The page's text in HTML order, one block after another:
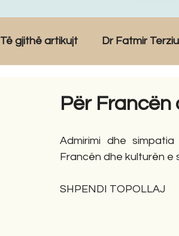
Të gjithë artikujt Dr Fatmir Terziu
Antologji Poezi Tregime
Për
Admirimi dhe
Francën dhe kulturën e
SHPENDI TOPOLLAJ